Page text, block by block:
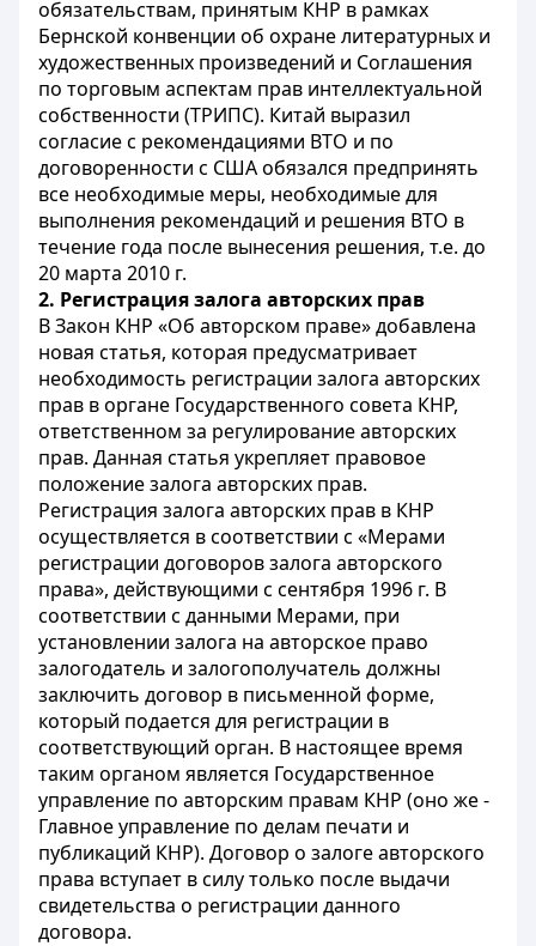
обязательствам, принятым КНР в рамках
Бернской конвенции об охране литературных и
художественных произведений и Соглашения
по торговым аспектам прав интеллектуальной
собственности (ТРИПС). Китай выразил
согласие с рекомендациями ВТО и по
договоренности с США обязался предпринять
все необходимые меры, необходимые для
выполнения рекомендаций и решения ВТО в
течение года после вынесения решения, т.е. до
20 марта 2010 г.
2. Регистрация залога авторских прав
В Закон КНР «Об авторском праве» добавлена
новая статья, которая предусматривает
необходимость регистрации залога авторских
прав в органе Государственного совета КНР,
ответственном за регулирование авторских
прав. Данная статья укрепляет правовое
положение залога авторских прав.
Регистрация залога авторских прав в КНР
осуществляется в соответствии с «Мерами
регистрации договоров залога авторского
права», действующими с сентября 1996 г. В
соответствии с данными Мерами, при
установлении залога на авторское право
залогодатель и залогополучатель должны
заключить договор в письменной форме,
который подается для регистрации в
соответствующий орган. В настоящее время
таким органом является Государственное
управление по авторским правам КНР (оно же -
Главное управление по делам печати и
публикаций КНР). Договор о залоге авторского
права вступает в силу только после выдачи
свидетельства о регистрации данного
договора.